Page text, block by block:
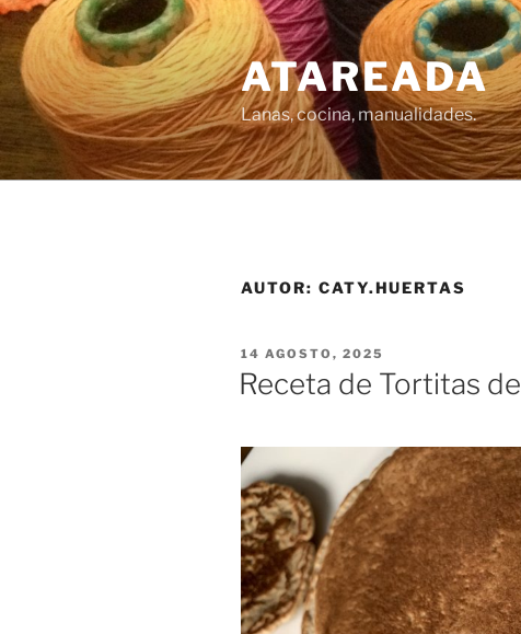
Saltar
al
contenido
ATAREADA
Lanas, cocina, manualidades.
AUTOR: CATY.HUERTAS
PUBLICADO
EL
14 AGOSTO, 2025
Receta de Tortitas